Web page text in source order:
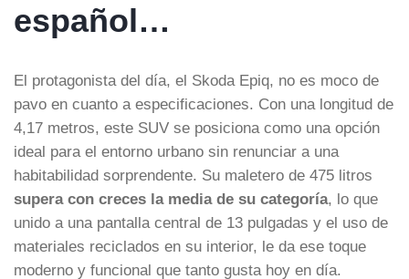
español…
El protagonista del día, el Skoda Epiq, no es moco de
pavo en cuanto a especificaciones. Con una longitud de
4,17 metros, este SUV se posiciona como una opción
ideal para el entorno urbano sin renunciar a una
habitabilidad sorprendente. Su maletero de 475 litros
supera con creces la media de su categoría, lo que
unido a una pantalla central de 13 pulgadas y el uso de
materiales reciclados en su interior, le da ese toque
moderno y funcional que tanto gusta hoy en día.